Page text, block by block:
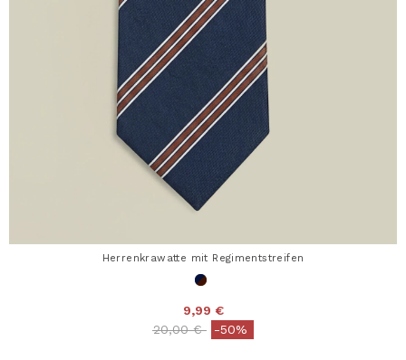
Herrenkrawatte mit Regimentstreifen
9,99 €
Price reduced from
20,00 €to-50%